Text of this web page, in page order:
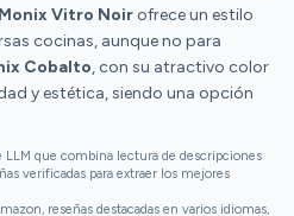
Monix Vitro Noir ofrece un estilo
cocinas, aunque no para
Cobalto, con su atractivo color
y estética, siendo una opción
LLM que combina lectura de descripciones
verificadas para extraer los mejores
reseñas destacadas en varios idiomas,